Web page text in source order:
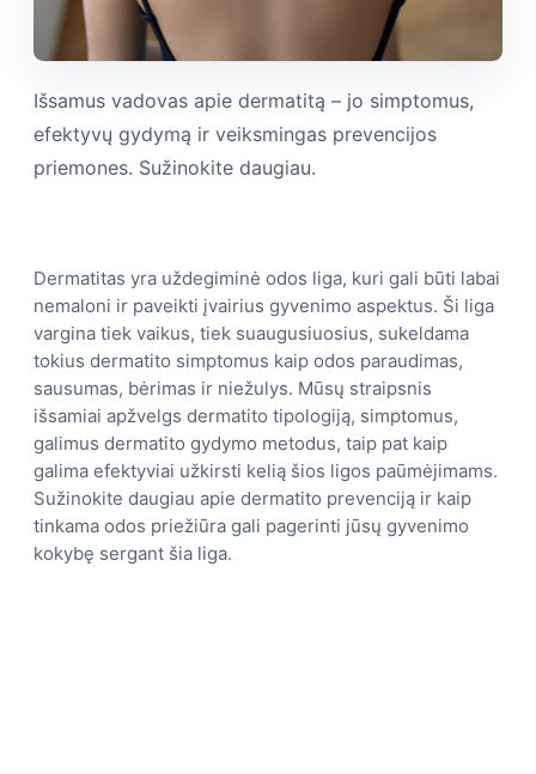
Išsamus vadovas apie dermatitą – jo simptomus,
efektyvų gydymą ir veiksmingas prevencijos
priemones. Sužinokite daugiau.
Dermatitas yra uždegiminė odos liga, kuri gali būti labai
nemaloni ir paveikti įvairius gyvenimo aspektus. Ši liga
vargina tiek vaikus, tiek suaugusiuosius, sukeldama
tokius dermatito simptomus kaip odos paraudimas,
sausumas, bėrimas ir niežulys. Mūsų straipsnis
išsamiai apžvelgs dermatito tipologiją, simptomus,
galimus dermatito gydymo metodus, taip pat kaip
galima efektyviai užkirsti kelią šios ligos paūmėjimams.
Sužinokite daugiau apie dermatito prevenciją ir kaip
tinkama odos priežiūra gali pagerinti jūsų gyvenimo
kokybę sergant šia liga.